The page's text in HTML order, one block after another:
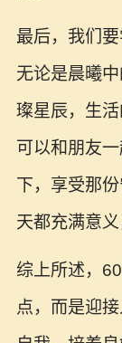
最后，我们
无论是晨曦
璨星辰，生活
可以和朋友
下，享受那
天都充满意
综上所述，
点，而是迎